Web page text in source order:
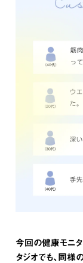
今回の健康モニ
タジオでも、同様